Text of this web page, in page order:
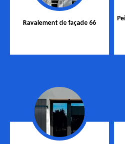
Ravalement de façade 66